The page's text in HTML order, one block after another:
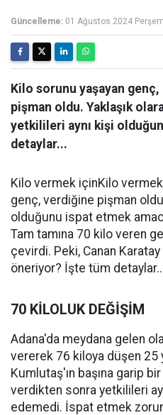
Güncelleme: 01 Ağustos 2024
Kilo sorunu yaşayan
pişman oldu. Yaklaşık
yetkilileri aynı kişi
detaylar...
Kilo vermek içinKilo
genç, verdiğine pişman
olduğunu ispat etmek
Tam tamına 70 kilo veren
çevirdi. Peki, Canan
öneriyor? İşte tüm
70 KİLOLUK DEĞİŞİM
Adana'da meydana gelen
vererek 76 kiloya düşen 25
Kumlutaş'ın başına garip
verdikten sonra yetkilileri
edemedi. İspat etmek